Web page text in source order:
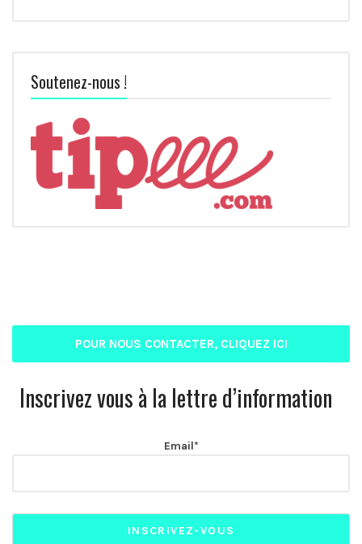
Soutenez-nous !
POUR NOUS CONTACTER, CLIQUEZ ICI
Inscrivez vous à la lettre d’information
Email*